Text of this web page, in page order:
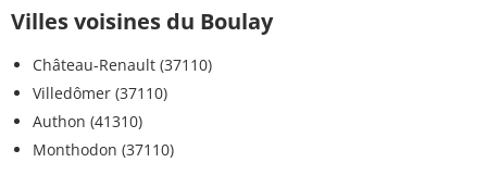
Villes voisines du Boulay
Château-Renault (37110)
Villedômer (37110)
Authon (41310)
Monthodon (37110)